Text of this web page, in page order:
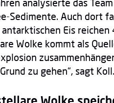
Sedimente. Auch dort
antarktischen Eis
Wolke kommt als
zu gehen“, sagt Koll.
Wolke